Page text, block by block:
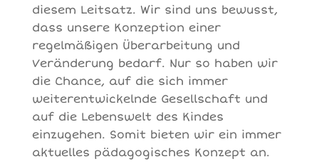
diesem Leitsatz. Wir sind uns bewusst,
dass unsere Konzeption einer
regelmäßigen Überarbeitung und
Veränderung bedarf. Nur so haben wir
die Chance, auf die sich immer
weiterentwickelnde Gesellschaft und
auf die Lebenswelt des Kindes
einzugehen. Somit bieten wir ein immer
aktuelles pädagogisches Konzept an.